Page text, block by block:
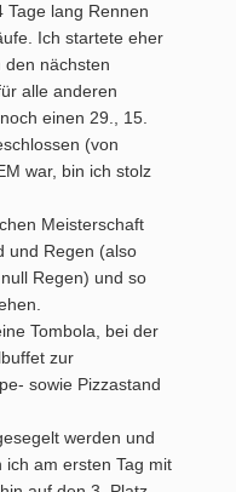
lang Rennen
Ich startete eher
den nächsten
alle anderen
einen 29., 15.
(von
war, bin ich stolz
Meisterschaft
und Regen (also
Regen) und so
Tombola, bei der
zur
sowie Pizzastand
werden und
am ersten Tag mit